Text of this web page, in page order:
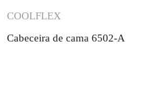
COOLFLEX
Cabeceira de cama 6502-A
Orçamento